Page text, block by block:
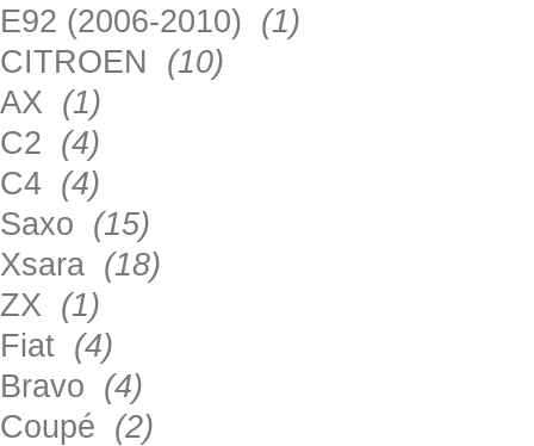
E92 (2006-2010) (1)
CITROEN (10)
AX (1)
C2 (4)
C4 (4)
Saxo (15)
Xsara (18)
ZX (1)
Fiat (4)
Bravo (4)
Coupé (2)